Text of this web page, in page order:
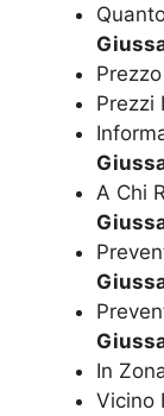
Prezzi
A Chi
In
Vicino